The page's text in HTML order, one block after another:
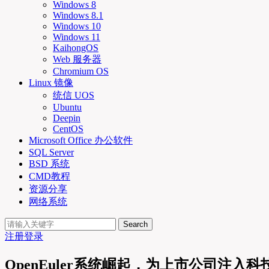
Windows 8
Windows 8.1
Windows 10
Windows 11
KaihongOS
Web 服务器
Chromium OS
Linux 镜像
统信 UOS
Ubuntu
Deepin
CentOS
Microsoft Office 办公软件
SQL Server
BSD 系统
CMD教程
资源分享
网络系统
Search
注册登录
OpenEuler系统崛起，为上市公司注入科